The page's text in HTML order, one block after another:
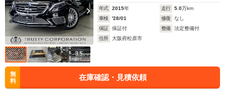
年式 2015年 走行 5.0万km
車検
'28/01 修復
なし
保証
保証付 整備
法定整備付
住所
大阪府松原市
無
料
在庫確認・見積依頼